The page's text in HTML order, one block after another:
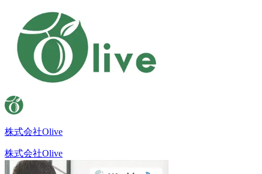
株式会社Olive
株式会社Olive